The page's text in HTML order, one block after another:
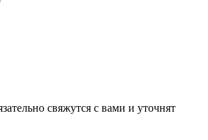
свяжутся с вами и уточнят